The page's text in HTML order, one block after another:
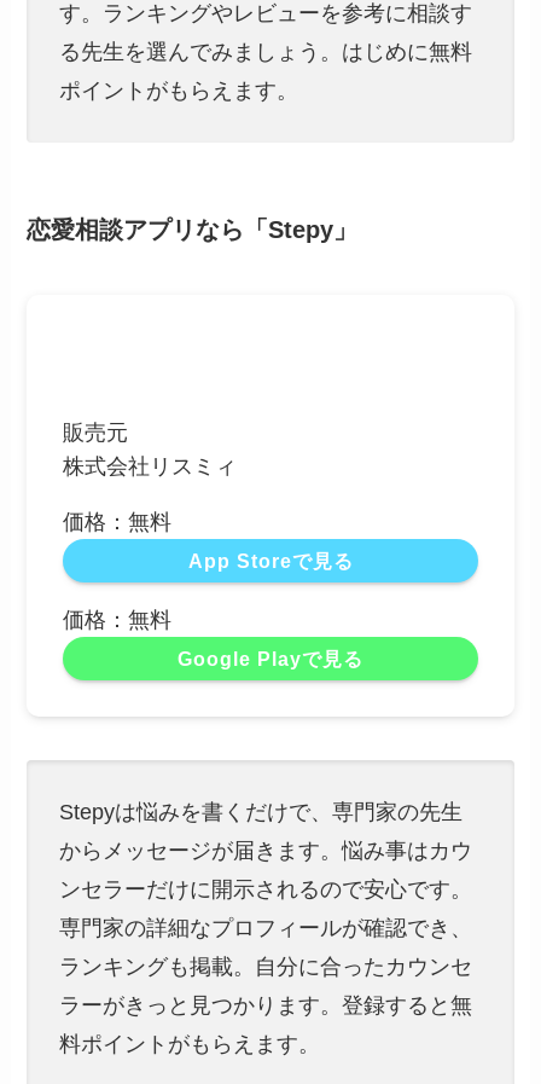
す。ランキングやレビューを参考に相談す
る先生を選んでみましょう。はじめに無料
ポイントがもらえます。
恋愛相談アプリなら「Stepy」
販売元
株式会社リスミィ
価格：無料
App Storeで見る
価格：無料
Google Playで見る
Stepyは悩みを書くだけで、専門家の先生
からメッセージが届きます。悩み事はカウ
ンセラーだけに開示されるので安心です。
専門家の詳細なプロフィールが確認でき、
ランキングも掲載。自分に合ったカウンセ
ラーがきっと見つかります。登録すると無
料ポイントがもらえます。